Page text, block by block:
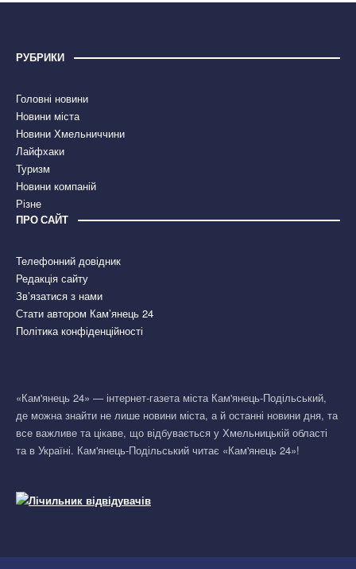
РУБРИКИ
Головні новини
Новини міста
Новини Хмельниччини
Лайфхаки
Туризм
Новини компаній
Різне
ПРО САЙТ
Телефонний довідник
Редакція сайту
Зв’язатися з нами
Стати автором Кам’янець 24
Політика конфіденційності
«Кам'янець 24» — інтернет-газета міста Кам'янець-Подільський,
де можна знайти не лише новини міста, а й останні новини дня, та
все важливе та цікаве, що відбувається у Хмельницькій області
та в Україні. Кам'янець-Подільський читає «Кам'янець 24»!